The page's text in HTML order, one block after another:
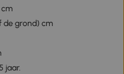
de grond) cm
jaar.